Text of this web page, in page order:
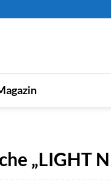
„LIGHT